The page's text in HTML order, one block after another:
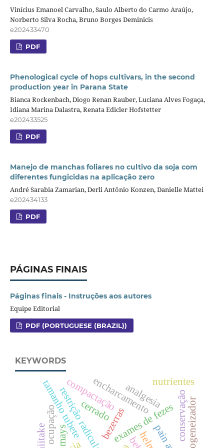
Vinícius Emanoel Carvalho, Saulo Alberto do Carmo Araújo,
Norberto Silva Rocha, Bruno Borges Deminicis
e202433470
PDF
Phenological cycle of hops cultivars, in the second
production year in Parana State
Bianca Rockenbach, Diogo Renan Rauber, Luciana Alves Fogaça,
Idiana Marina Dalastra, Renata Edicler Hofstetter
e202433525
PDF
Manejo de manchas foliares no cultivo da soja com
diferentes fungicidas na aplicação zero
André Sarabia Zamarian, Derli Antônio Konzen, Danielle Mattei
e202434133
PDF
PÁGINAS FINAIS
Páginas finais - Instruções aos autores
Equipe Editorial
PDF (PORTUGUESE (BRAZIL))
KEYWORDS
bezerras
exames de fezes
restrição radicularencharcamento
tamanho tubete analgesia
homogeneizador
cerrado
ocupação conservação
nutrientes
compactação
shiitake mays